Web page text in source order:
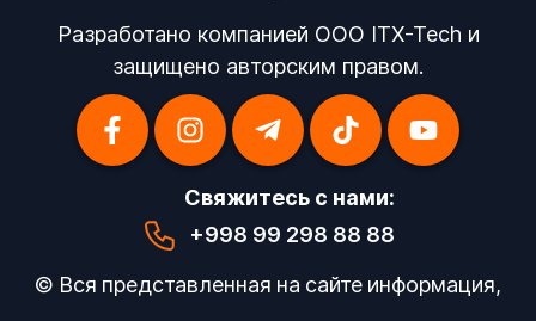
Разработано компанией OOO ITX-Tech и
защищено авторским правом.
Свяжитесь с нами:
+998 99 298 88 88
© Вся представленная на сайте информация,